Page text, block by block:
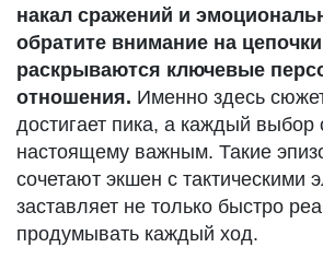
накал сражений и
обратите внимание на
раскрываются ключевые
отношения. Именно здесь
достигает пика, а каждый
настоящему важным. Такие
сочетают экшен с тактическими
заставляет не только быстро
продумывать каждый ход.